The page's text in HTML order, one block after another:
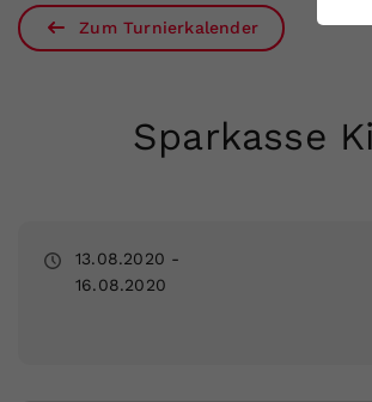
Zum Turnierkalender
Sparkasse
13.08.2020 -
16.08.2020